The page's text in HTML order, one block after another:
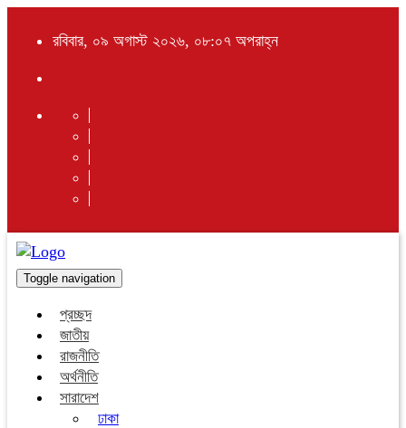
রবিবার, ০৯ অগাস্ট ২০২৬, ০৮:০৭ অপরাহ্ন
Toggle navigation
প্রচ্ছদ
জাতীয়
রাজনীতি
অর্থনীতি
সারাদেশ
ঢাকা